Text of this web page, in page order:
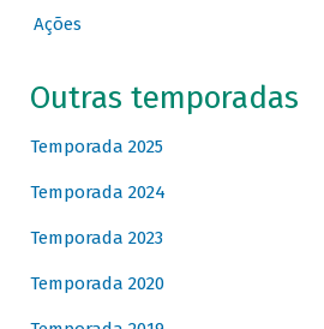
Ações
Outras temporadas
Temporada 2025
Temporada 2024
Temporada 2023
Temporada 2020